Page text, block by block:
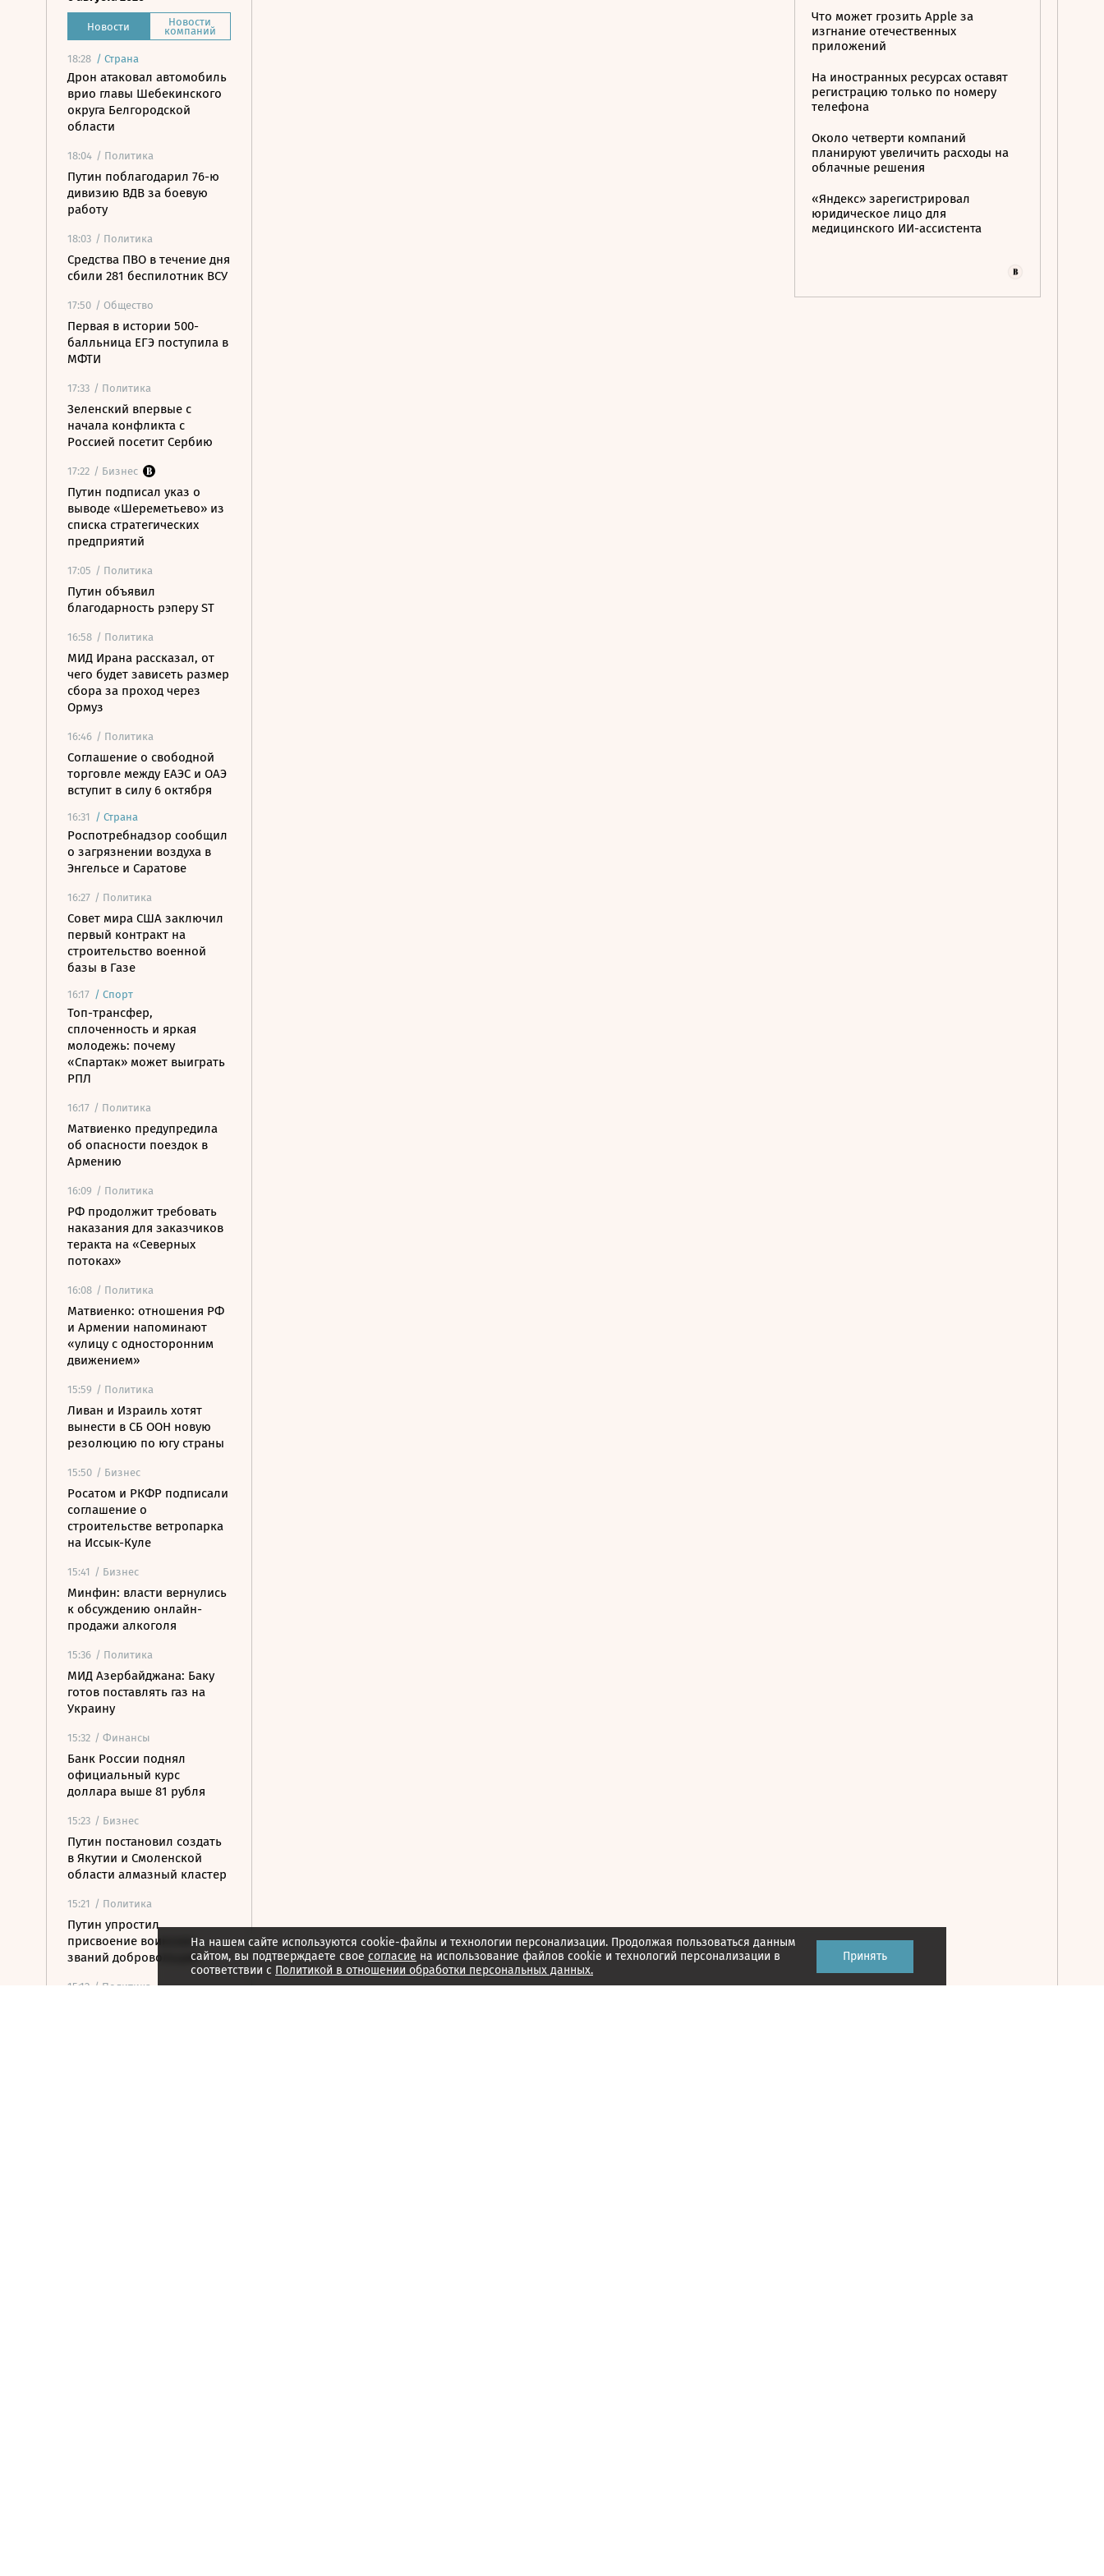
Новости Новости
компаний
18:28 / Страна
Дрон атаковал автомобиль
врио главы Шебекинского
округа Белгородской
области
18:04 / Политика
Путин поблагодарил 76-ю
дивизию ВДВ за боевую
работу
18:03 / Политика
Средства ПВО в течение дня
сбили 281 беспилотник ВСУ
17:50 / Общество
Первая в истории 500-
балльница ЕГЭ поступила в
МФТИ
17:33 / Политика
Зеленский впервые с
начала конфликта с
Россией посетит Сербию
17:22 / Бизнес
Путин подписал указ о
выводе «Шереметьево» из
списка стратегических
предприятий
17:05 / Политика
Путин объявил
благодарность рэперу ST
16:58 / Политика
МИД Ирана рассказал, от
чего будет зависеть размер
сбора за проход через
Ормуз
16:46 / Политика
Соглашение о свободной
торговле между ЕАЭС и ОАЭ
вступит в силу 6 октября
16:31 / Страна
Роспотребнадзор сообщил
о загрязнении воздуха в
Энгельсе и Саратове
16:27 / Политика
Совет мира США заключил
первый контракт на
строительство военной
базы в Газе
16:17 / Спорт
Топ-трансфер,
сплоченность и яркая
молодежь: почему
«Спартак» может выиграть
РПЛ
16:17 / Политика
Матвиенко предупредила
об опасности поездок в
Армению
16:09 / Политика
РФ продолжит требовать
наказания для заказчиков
теракта на «Северных
потоках»
16:08 / Политика
Матвиенко: отношения РФ
и Армении напоминают
«улицу с односторонним
движением»
15:59 / Политика
Ливан и Израиль хотят
вынести в СБ ООН новую
резолюцию по югу страны
15:50 / Бизнес
Росатом и РКФР подписали
соглашение о
строительстве ветропарка
на Иссык-Куле
15:41 / Бизнес
Минфин: власти вернулись
к обсуждению онлайн-
продажи алкоголя
15:36 / Политика
МИД Азербайджана: Баку
готов поставлять газ на
Украину
15:32 / Финансы
Банк России поднял
официальный курс
доллара выше 81 рубля
15:23 / Бизнес
Путин постановил создать
в Якутии и Смоленской
области алмазный кластер
15:21 / Политика
Путин упростил
присвоение воинских
званий добровольцам
15:12 / Политика
Что может грозить Apple за
изгнание отечественных
приложений
На иностранных ресурсах оставят
регистрацию только по номеру
телефона
Около четверти компаний
планируют увеличить расходы на
облачные решения
«Яндекс» зарегистрировал
юридическое лицо для
медицинского ИИ-ассистента
На нашем сайте используются cookie-файлы и технологии персонализации. Продолжая пользоваться данным
сайтом, вы подтверждаете свое согласие на использование файлов cookie и технологий персонализации в
соответствии с Политикой в отношении обработки персональных данных.
Принять